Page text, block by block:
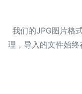
我们的JPG图片格
理，导入的文件始